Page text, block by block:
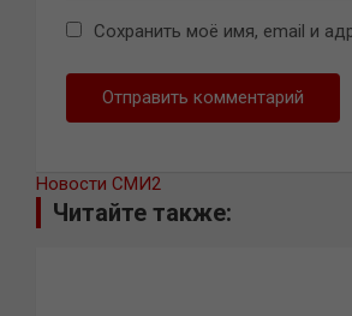
Сохранить моё имя, email и
Новости СМИ2
Читайте также: